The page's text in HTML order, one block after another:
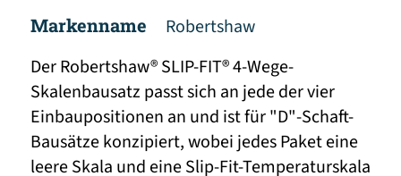
Markenname
Robertshaw
Der Robertshaw® SLIP-FIT® 4-Wege-
Skalenbausatz passt sich an jede der vier
Einbaupositionen an und ist für "D"-Schaft-
Bausätze konzipiert, wobei jedes Paket eine
leere Skala und eine Slip-Fit-Temperaturskala